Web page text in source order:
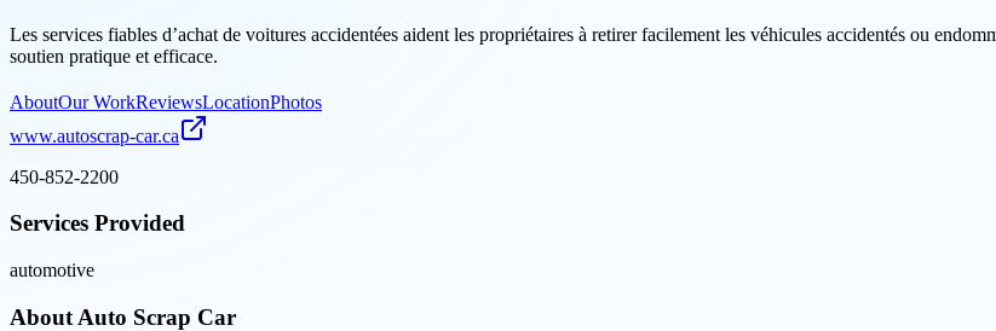
Les services fiables d’achat de voitures accidentées aident les propriétaires à retirer facilement les véhicules accidentés ou
soutien pratique et efficace.
AboutOur WorkReviewsLocationPhotos
www.autoscrap-car.ca
450-852-2200
Services Provided
automotive
About Auto Scrap Car